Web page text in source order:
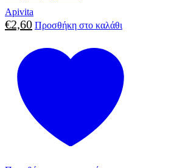
Apivita
€2,60 Προσθήκη στο καλάθι